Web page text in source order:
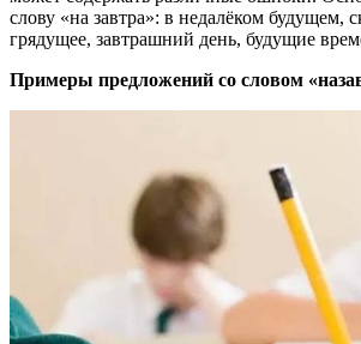
слову «на завтра»: в недалёком будущем,
грядущее, завтрашний день, будущие
Примеры предложений со словом